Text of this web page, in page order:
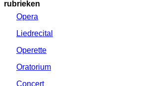
rubrieken
Opera
Liedrecital
Operette
Oratorium
Concert